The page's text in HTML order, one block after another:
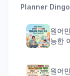
Planner Dingo
원어
능한
원어